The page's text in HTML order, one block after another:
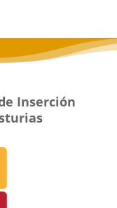
Inserción